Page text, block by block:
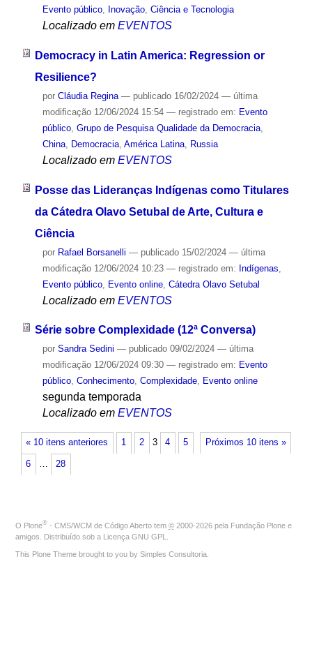
Evento público, Inovação, Ciência e Tecnologia
Localizado em EVENTOS
Democracy in Latin America: Regression or
Resilience?
por Cláudia Regina — publicado16/02/2024 — última
modificação12/06/2024 15:54 — registrado em: Evento
público, Grupo de Pesquisa Qualidade da Democracia,
China, Democracia, América Latina, Russia
Localizado em EVENTOS
Posse das Lideranças Indígenas como Titulares
da Cátedra Olavo Setubal de Arte, Cultura e
Ciência
por Rafael Borsanelli — publicado15/02/2024 — última
modificação12/06/2024 10:23 — registrado em: Indígenas
Evento público, Evento online, Cátedra Olavo Setubal
Localizado em EVENTOS
Série sobre Complexidade (12ª Conversa)
por Sandra Sedini — publicado09/02/2024 — última
modificação12/06/2024 09:30 — registrado em: Evento
público, Conhecimento, Complexidade, Evento online
segunda temporada
Localizado em EVENTOS
« 10 itens anteriores Próximos 10 itens »
1 2 3 4 5
6 … 28
O Plone® - CMS/WCM de Código Aberto tem © 2000-2026 pela Fundação Plone e
amigos. Distribuído sob a Licença GNU GPL
This Plone Theme brought to you by Simples Consultoria